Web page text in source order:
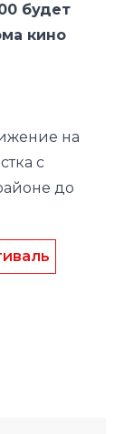
будет
кино
на
с
до